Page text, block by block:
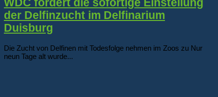
WDC fordert die sofortige Einstellung
der Delfinzucht im Delfinarium
Duisburg
Die Zucht von Delfinen mit Todesfolge nehmen im Zoos zu Nur
neun Tage alt wurde...